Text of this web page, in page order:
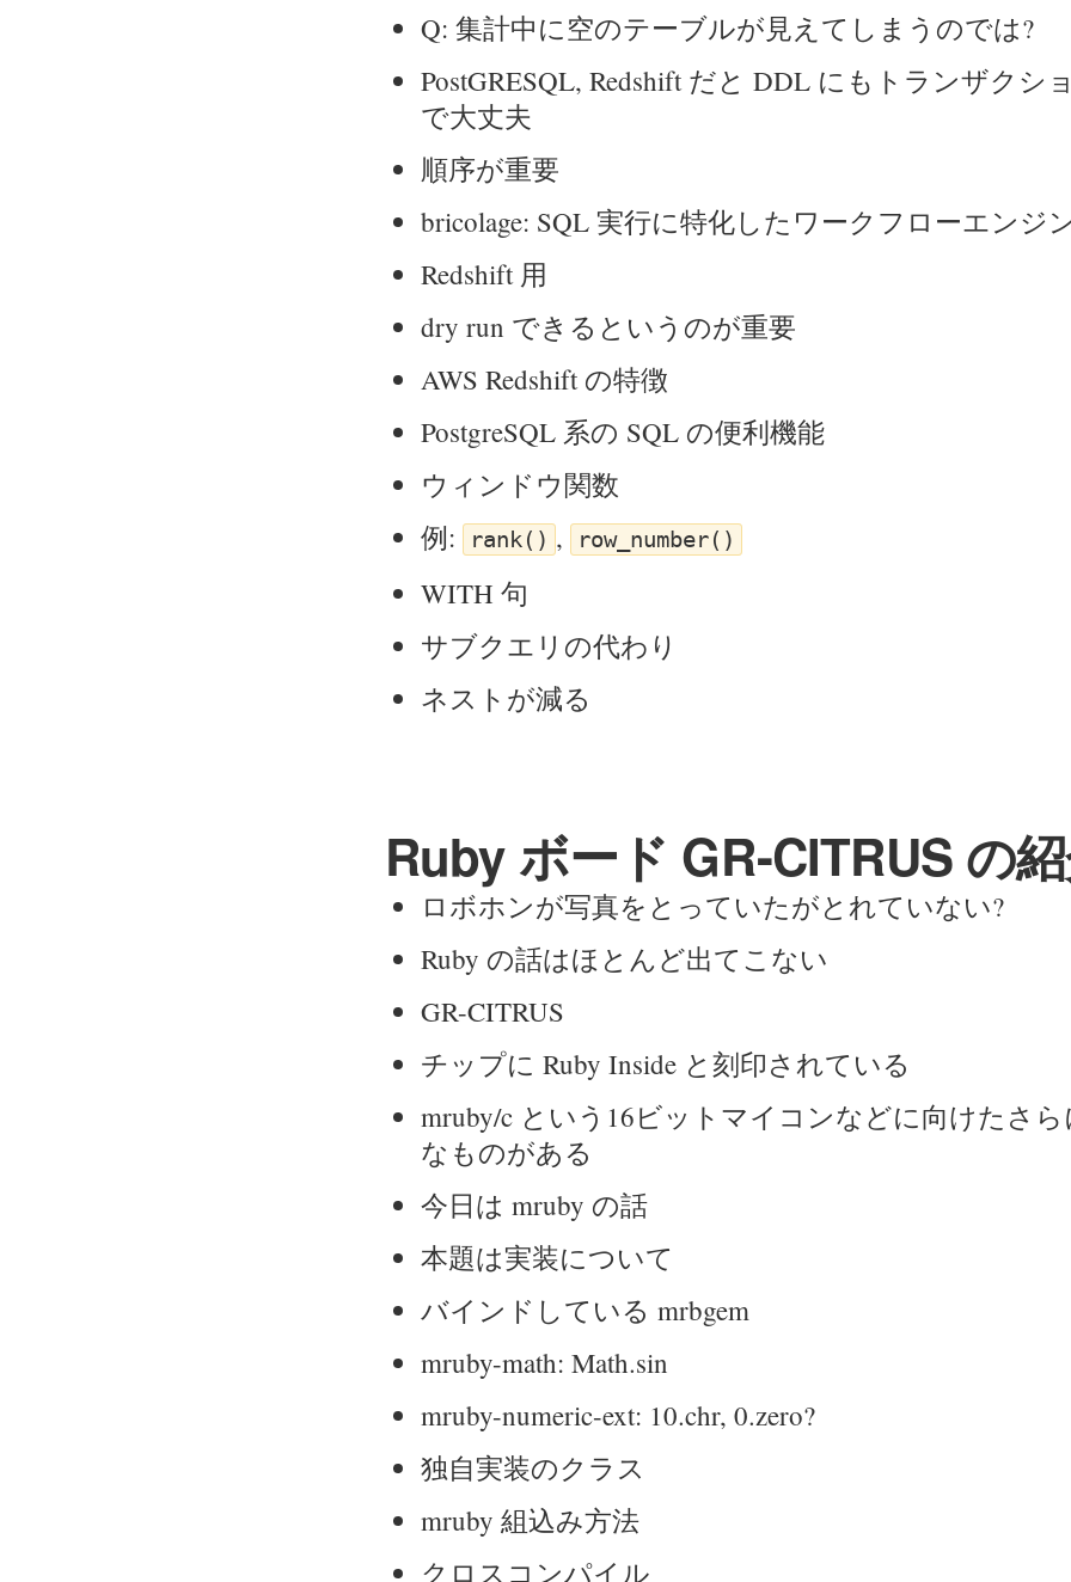
Q: 集計中に空のテーブルが見えてしまうのでは?
PostGRESQL, Redshift だと DDL にもトランザクシ
で大丈夫
順序が重要
bricolage: SQL 実行に特化したワークフローエンジ
Redshift 用
dry run できるというのが重要
AWS Redshift の特徴
PostgreSQL 系の SQL の便利機能
ウィンドウ関数
例:
rank() , row_number()
WITH 句
サブクエリの代わり
ネストが減る
Ruby ボード GR-CITRUS の
ロボホンが写真をとっていたがとれていない?
Ruby の話はほとんど出てこない
GR-CITRUS
チップに Ruby Inside と刻印されている
mruby/c という16ビットマイコンなどに向けたさ
なものがある
今日は mruby の話
本題は実装について
バインドしている mrbgem
mruby-math: Math.sin
mruby-numeric-ext: 10.chr, 0.zero?
独自実装のクラス
mruby 組込み方法
クロスコンパイル